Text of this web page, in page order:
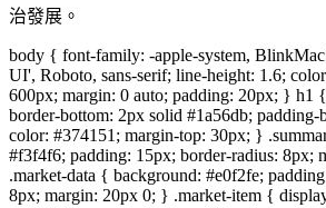
治發展。
body { font-family: -apple-system,
UI', Roboto, sans-serif; line-height: 1.6;
600px; margin: 0 auto; padding: 20px; } h1
border-bottom: 2px solid #1a56db;
color: #374151; margin-top: 30px; }
#f3f4f6; padding: 15px; border-radius: 8px;
.market-data { background: #e0f2fe;
8px; margin: 20px 0; } .market-item {